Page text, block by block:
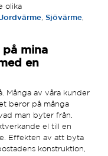
olika
Jordvärme Sjövärme
på mina
en
Många av våra kunder
beror på många
man byter från.
el till en
Effekten av att byta
konstruktion,